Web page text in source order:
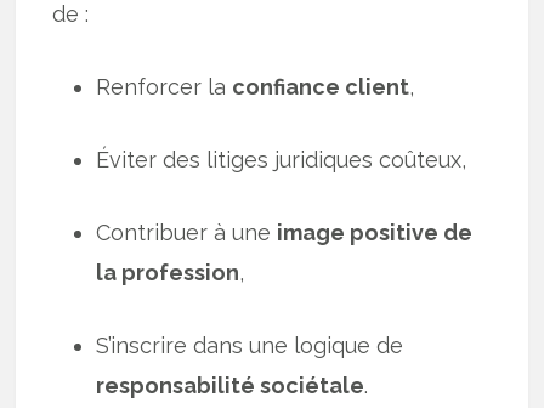
de :
Renforcer la confiance client,
Éviter des litiges juridiques coûteux,
Contribuer à une image positive de
la profession,
S’inscrire dans une logique de
responsabilité sociétale.